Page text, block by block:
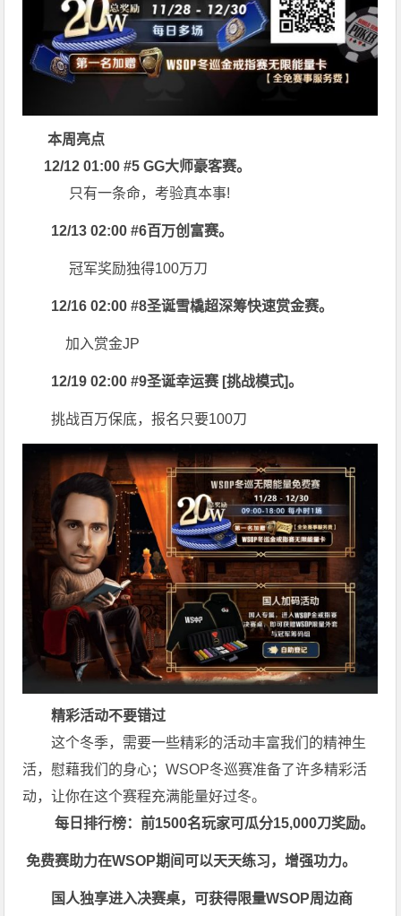
本周亮点
12/12 01:00 #5 GG大师豪客赛。
只有一条命，考验真本事!
12/13 02:00 #6百万创富赛。
冠军奖励独得100万刀
12/16 02:00 #8圣诞雪橇超深筹快速赏金赛。
加入赏金JP
12/19 02:00 #9圣诞幸运赛 [挑战模式]。
挑战百万保底，报名只要100刀
精彩活动不要错过
这个冬季，需要一些精彩的活动丰富我们的精神生
活，慰藉我们的身心；WSOP冬巡赛准备了许多精彩活
动，让你在这个赛程充满能量好过冬。
每日排行榜：前1500名玩家可瓜分15,000刀奖励。
免费赛助力在WSOP期间可以天天练习，增强功力。
国人独享进入决赛桌，可获得限量WSOP周边商